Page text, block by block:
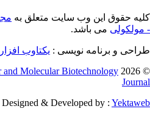
وب سایت متعلق بهمجله تازه های
نویسی :یکتاوب افزار شرق
New Cellular and Molecular
Designed &